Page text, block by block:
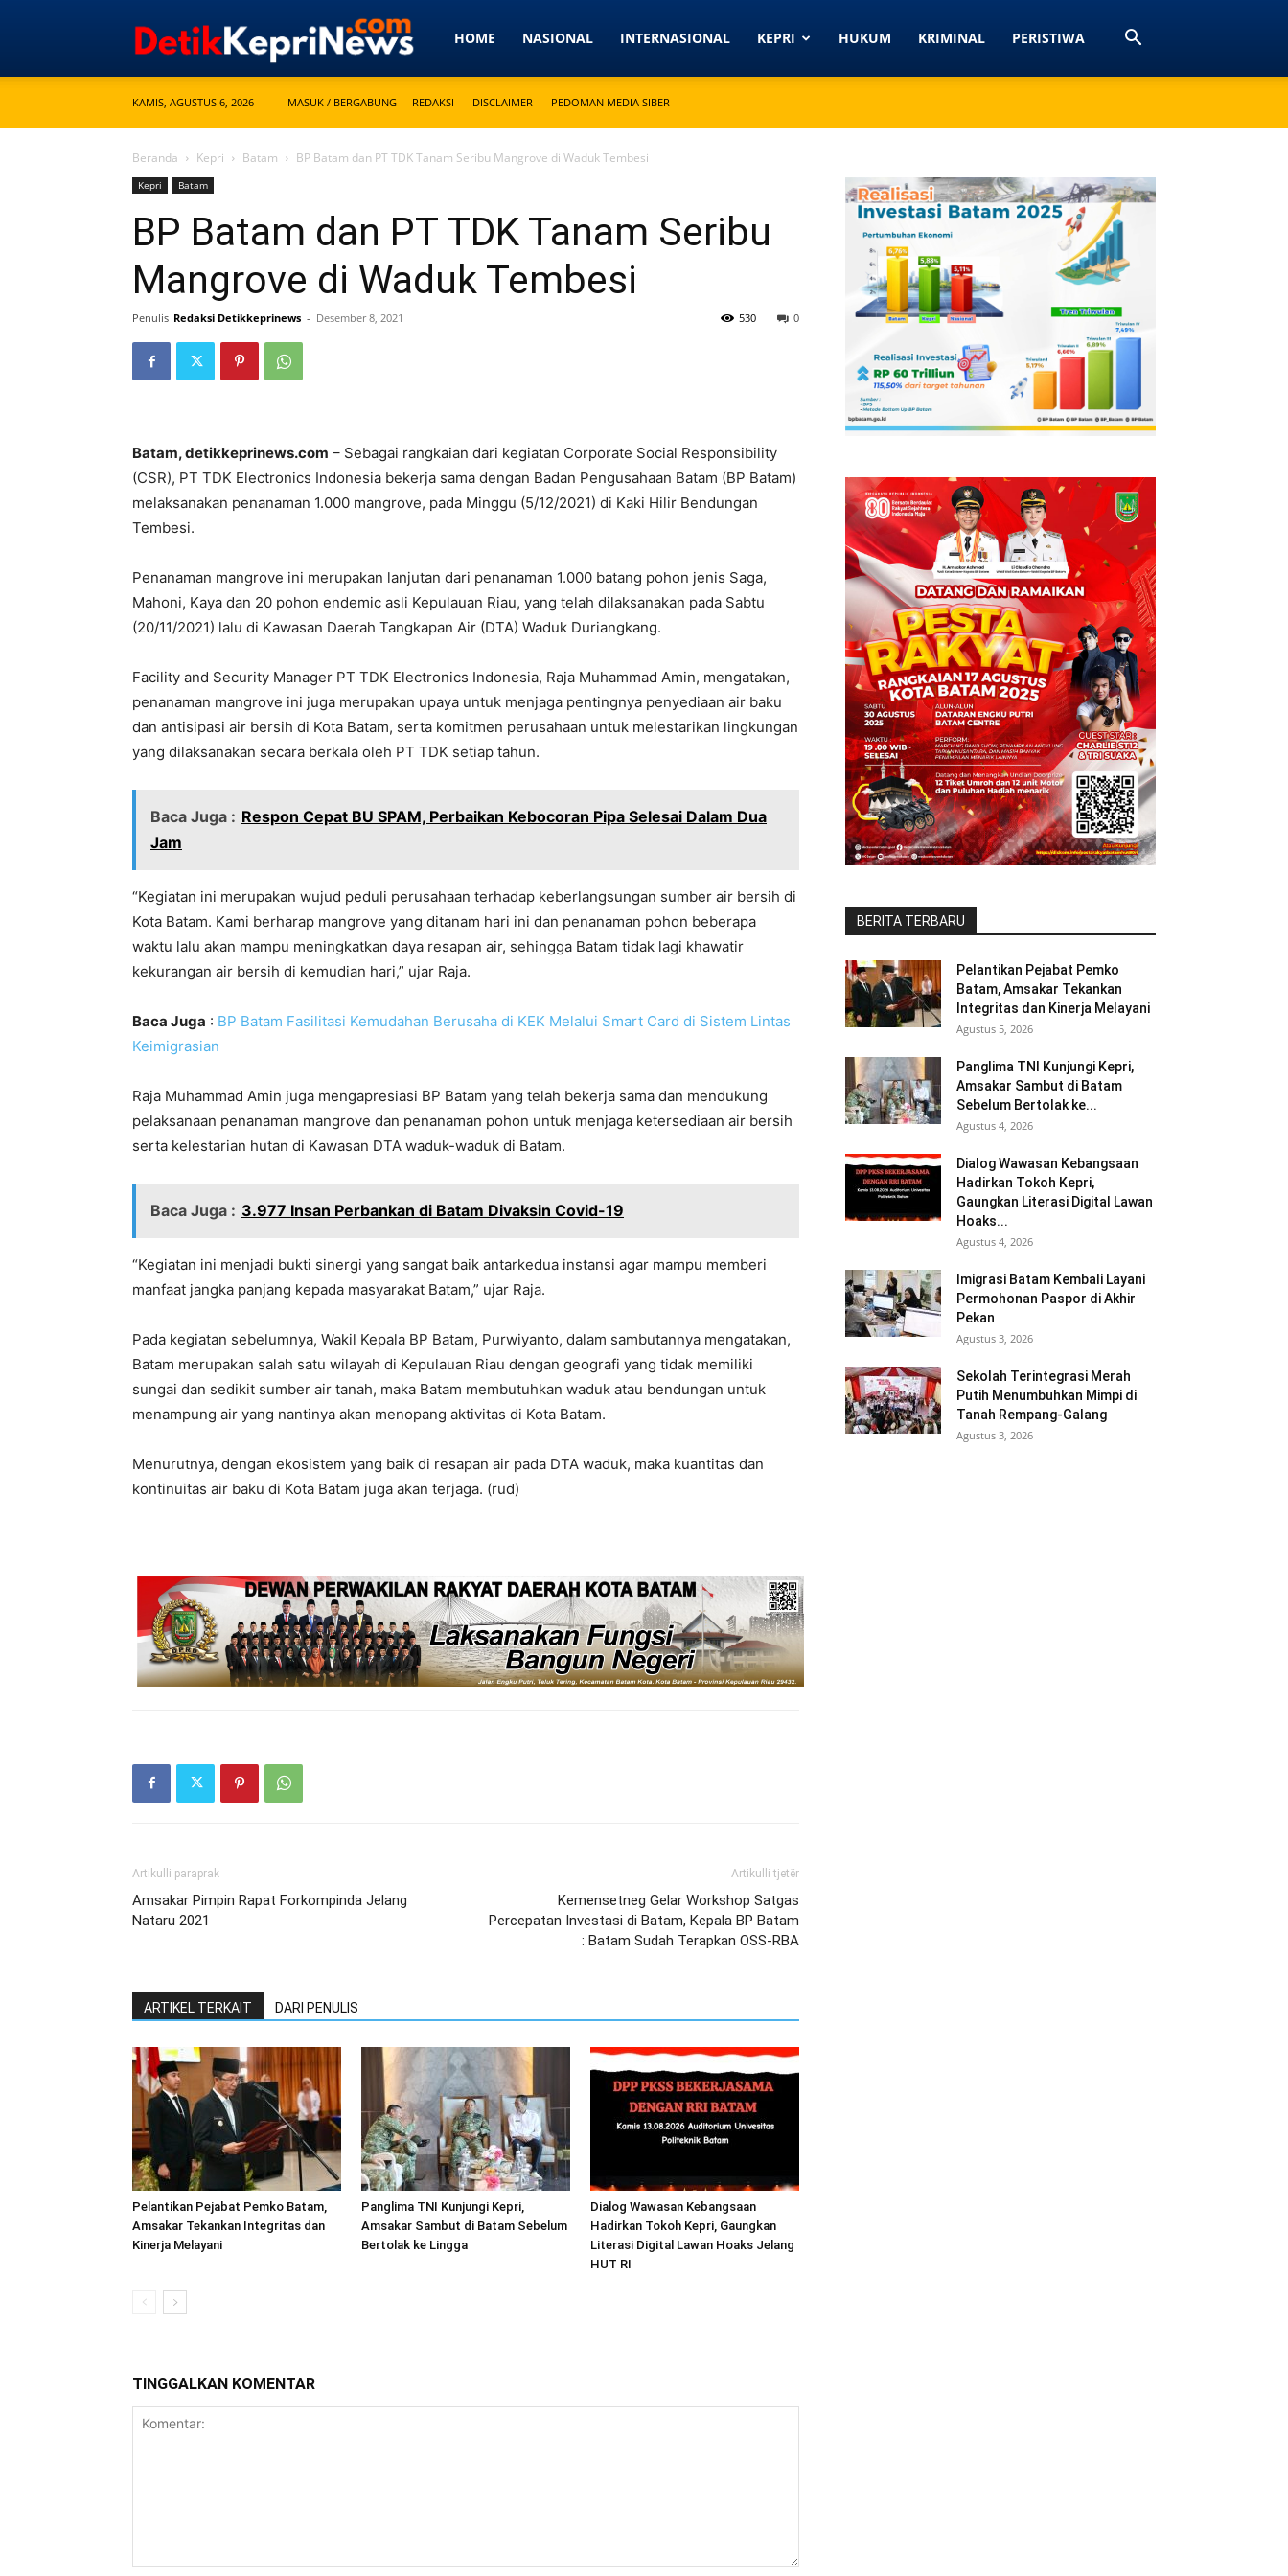
Detikkeprinews.com
HOME NASIONAL INTERNASIONAL KEPRI HUKUM KRIMINAL PERISTIWA
KAMIS, AGUSTUS 6, 2026 MASUK / BERGABUNG REDAKSI DISCLAIMER PEDOMAN MEDIA SIBER
Beranda Kepri Batam BP Batam dan PT TDK Tanam Seribu Mangrove di Waduk Tembesi
Kepri Batam
BP Batam dan PT TDK Tanam Seribu
Mangrove di Waduk Tembesi
Penulis Redaksi Detikkeprinews - Desember 8, 2021 0
530
Batam, detikkeprinews.com – Sebagai rangkaian dari kegiatan Corporate Social Responsibility
(CSR), PT TDK Electronics Indonesia bekerja sama dengan Badan Pengusahaan Batam (BP Batam)
melaksanakan penanaman 1.000 mangrove, pada Minggu (5/12/2021) di Kaki Hilir Bendungan
Tembesi.
Penanaman mangrove ini merupakan lanjutan dari penanaman 1.000 batang pohon jenis Saga,
Mahoni, Kaya dan 20 pohon endemic asli Kepulauan Riau, yang telah dilaksanakan pada Sabtu
(20/11/2021) lalu di Kawasan Daerah Tangkapan Air (DTA) Waduk Duriangkang.
Facility and Security Manager PT TDK Electronics Indonesia, Raja Muhammad Amin, mengatakan,
penanaman mangrove ini juga merupakan upaya untuk menjaga pentingnya penyediaan air baku
dan antisipasi air bersih di Kota Batam, serta komitmen perusahaan untuk melestarikan lingkungan
yang dilaksanakan secara berkala oleh PT TDK setiap tahun.
Baca Juga : Respon Cepat BU SPAM, Perbaikan Kebocoran Pipa Selesai Dalam Dua
Jam
“Kegiatan ini merupakan wujud peduli perusahaan terhadap keberlangsungan sumber air bersih di
Kota Batam. Kami berharap mangrove yang ditanam hari ini dan penanaman pohon beberapa
waktu lalu akan mampu meningkatkan daya resapan air, sehingga Batam tidak lagi khawatir
kekurangan air bersih di kemudian hari,” ujar Raja.
Baca Juga : BP Batam Fasilitasi Kemudahan Berusaha di KEK Melalui Smart Card di Sistem Lintas
Keimigrasian
Raja Muhammad Amin juga mengapresiasi BP Batam yang telah bekerja sama dan mendukung
pelaksanaan penanaman mangrove dan penanaman pohon untuk menjaga ketersediaan air bersih
serta kelestarian hutan di Kawasan DTA waduk-waduk di Batam.
Baca Juga : 3.977 Insan Perbankan di Batam Divaksin Covid-19
“Kegiatan ini menjadi bukti sinergi yang sangat baik antarkedua instansi agar mampu memberi
manfaat jangka panjang kepada masyarakat Batam,” ujar Raja.
Pada kegiatan sebelumnya, Wakil Kepala BP Batam, Purwiyanto, dalam sambutannya mengatakan,
Batam merupakan salah satu wilayah di Kepulauan Riau dengan geografi yang tidak memiliki
sungai dan sedikit sumber air tanah, maka Batam membutuhkan waduk atau bendungan untuk
menampung air yang nantinya akan menopang aktivitas di Kota Batam.
Menurutnya, dengan ekosistem yang baik di resapan air pada DTA waduk, maka kuantitas dan
kontinuitas air baku di Kota Batam juga akan terjaga. (rud)
Artikulli paraprak
Amsakar Pimpin Rapat Forkompinda Jelang
Nataru 2021
Artikulli tjetër
Kemensetneg Gelar Workshop Satgas
Percepatan Investasi di Batam, Kepala BP Batam
: Batam Sudah Terapkan OSS-RBA
ARTIKEL TERKAIT DARI PENULIS
Pelantikan Pejabat Pemko Batam,
Amsakar Tekankan Integritas dan
Kinerja Melayani
Panglima TNI Kunjungi Kepri,
Amsakar Sambut di Batam Sebelum
Bertolak ke Lingga
Dialog Wawasan Kebangsaan
Hadirkan Tokoh Kepri, Gaungkan
Literasi Digital Lawan Hoaks Jelang
HUT RI
TINGGALKAN KOMENTAR
BERITA TERBARU
Pelantikan Pejabat Pemko
Batam, Amsakar Tekankan
Integritas dan Kinerja Melayani
Agustus 5, 2026
Panglima TNI Kunjungi Kepri,
Amsakar Sambut di Batam
Sebelum Bertolak ke...
Agustus 4, 2026
Dialog Wawasan Kebangsaan
Hadirkan Tokoh Kepri,
Gaungkan Literasi Digital Lawan
Hoaks...
Agustus 4, 2026
Imigrasi Batam Kembali Layani
Permohonan Paspor di Akhir
Pekan
Agustus 3, 2026
Sekolah Terintegrasi Merah
Putih Menumbuhkan Mimpi di
Tanah Rempang-Galang
Agustus 3, 2026